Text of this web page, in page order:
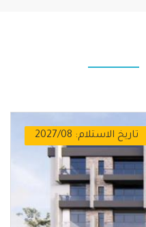
تاريخ الاستلام: 2027/08